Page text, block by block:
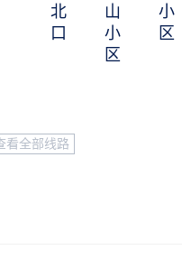
北
口
山
小
区
小
区
看全部线路